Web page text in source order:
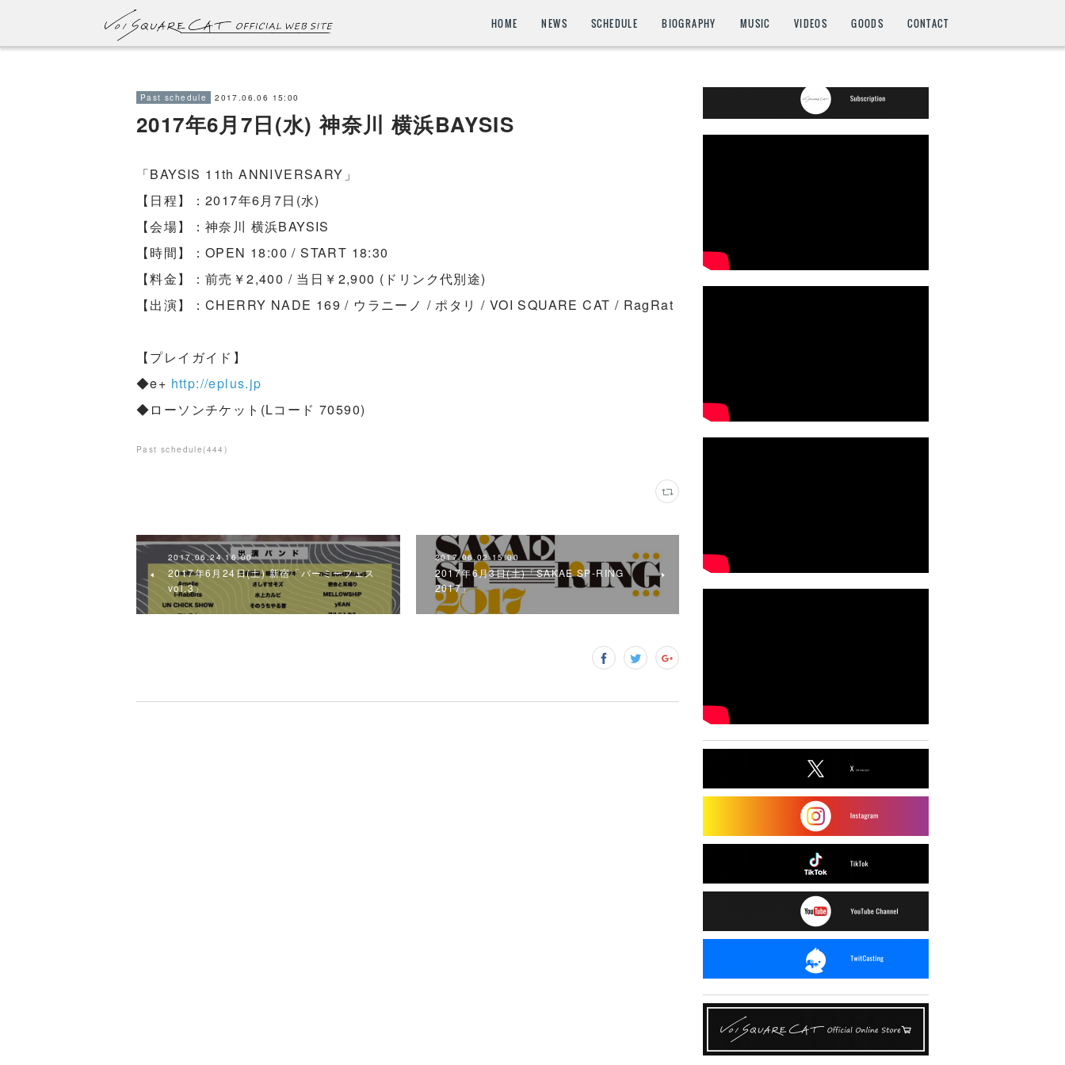
HOME NEWS SCHEDULE BIOGRAPHY MUSIC VIDEOS GOODS CONTACT
Past schedule 2017.06.06 15:00
2017年6月7日(水) 神奈川 横浜BAYSIS
「BAYSIS 11th ANNIVERSARY」
【日程】：2017年6月7日(水)
【会場】：神奈川 横浜BAYSIS
【時間】：OPEN 18:00 / START 18:30
【料金】：前売￥2,400 / 当日￥2,900 (ドリンク代別途)
【出演】：CHERRY NADE 169 / ウラニーノ / ポタリ / VOI SQUARE CAT / RagRat
【プレイガイド】
◆e+ http://eplus.jp
◆ローソンチケット(Lコード 70590)
Past schedule (444 )
2017.06.24 16:00
2017年6月24日(土) 新宿「バーミーフェス
vol.3」
2017.06.02 15:00
2017年6月3日(土)「SAKAE SP-RING
2017」